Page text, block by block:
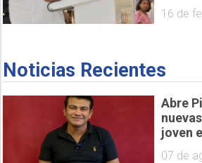
16 de
Noticias Recientes
Abre
joven
07 de